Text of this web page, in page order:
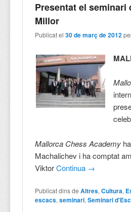
Presentat el seminari
Millor
Publicat el30 de març de 2012
Mallorca Chess Academy
Machalichev i ha comptat
ViktorContinua →
Publicat dins de Altres,Cultura,
escacs,seminari,Seminari